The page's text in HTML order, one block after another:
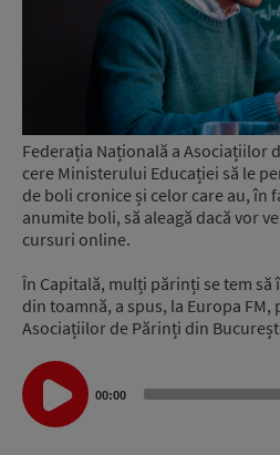
Federația Națională a Asociațiilor
cere Ministerului Educației să le
de boli cronice și celor care au, în
anumite boli, să aleagă dacă vor
cursuri online.
În Capitală, mulți părinți se tem să
din toamnă, a spus, la Europa
Asociațiilor de Părinți din
Audio
Player
00:00